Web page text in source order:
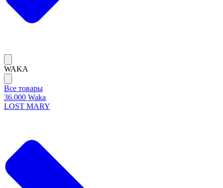
WAKA
Все товары
36.000 Waka
LOST MARY